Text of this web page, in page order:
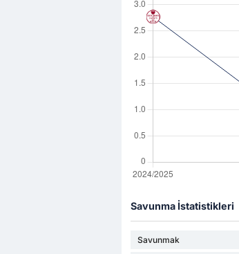
Savunma İstatistikleri
Savunmak